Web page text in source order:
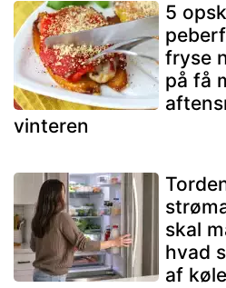
5
fryse
på få
vinteren
skal
hvad
af